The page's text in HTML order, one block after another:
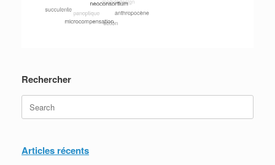
Rechercher
for:
Articles récents